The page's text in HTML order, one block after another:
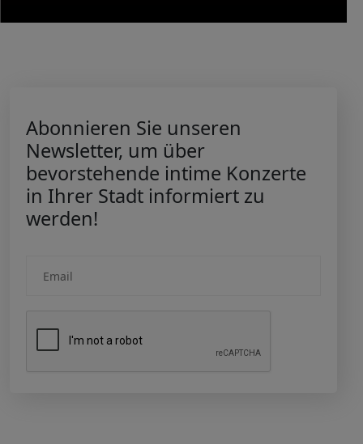
Abonnieren Sie unseren
Newsletter, um über
bevorstehende intime Konzerte
in Ihrer Stadt informiert zu
werden!